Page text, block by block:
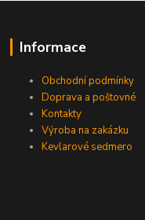
Informace
Obchodní podmínky
Doprava a poštovné
Kontakty
Výroba na zakázku
Kevlarové sedmero